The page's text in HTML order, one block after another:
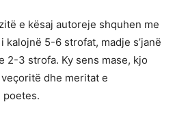
e kësaj autoreje shquhen me
5-6 strofat, madje s’janë
2-3 strofa. Ky sens mase, kjo
dhe meritat e